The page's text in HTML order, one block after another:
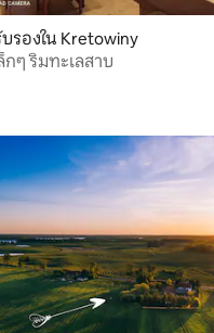
ก 5, 5 รีวิว
บรองใน Kretowiny
กๆ ริมทะเลสาบ